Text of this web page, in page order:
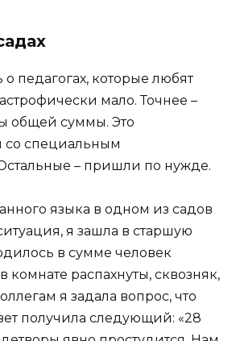
о педагогах, которые любят
мало. Точнее –
общей суммы. Это
со специальным
– пришли по нужде.
языка в одном из садов
я зашла в старшую
в сумме человек
комнате распахнуты, сквозняк,
я задала вопрос, что
получила следующий: «28